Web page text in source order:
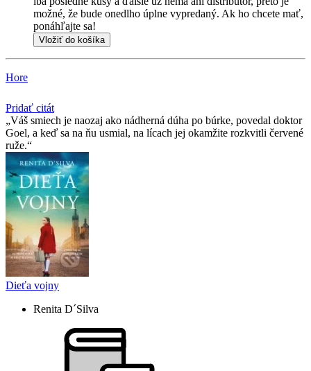
možné, že bude onedlho úplne vypredaný. Ak ho chcete mať,
ponáhľajte sa!
Vložiť do košíka
Hore
Pridať citát
Váš smiech je naozaj ako nádherná dúha po búrke, povedal doktor
Goel, a keď sa na ňu usmial, na lícach jej okamžite rozkvitli červené
ruže.
Dieťa vojny
Renita D´Silva